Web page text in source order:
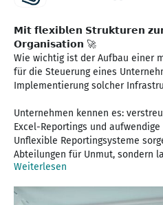
𝗠𝗶𝘁 𝗳𝗹𝗲𝘅𝗶𝗯𝗹𝗲𝗻 𝗦𝘁𝗿𝘂𝗸𝘁𝘂𝗿𝗲𝗻
𝗢𝗿𝗴𝗮𝗻𝗶𝘀𝗮𝘁𝗶𝗼𝗻 🚀
Wie wichtig ist der Aufbau einer
für die Steuerung eines
Implementierung solcher
Unternehmen kennen es:
Excel-Reportings und
Unflexible Reportingsysteme
Abteilungen für Unmut, sondern
Weiterlesen